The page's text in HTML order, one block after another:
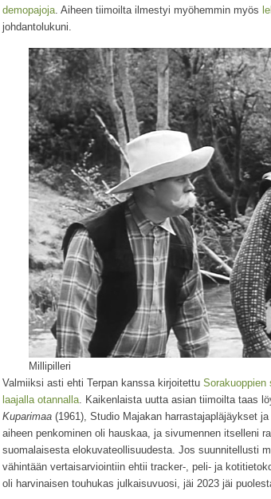
demopajoja . Aiheen tiimoilta ilmestyi myöhemmin myös
johdantolukuni.
Millipilleri
Valmiiksi asti ehti Terpan kanssa kirjoitettu Sorakuoppien
laajalla otannalla . Kaikenlaista uutta asian tiimoilta taas
Kuparimaa (1961), Studio Majakan harrastajapläjäykset
aiheen penkominen oli hauskaa, ja sivumennen itselleni
suomalaisesta elokuvateollisuudesta. Jos suunnitellusti
vähintään vertaisarviointiin ehtii tracker-, peli- ja
oli harvinaisen touhukas julkaisuvuosi, jäi 2023 jäi